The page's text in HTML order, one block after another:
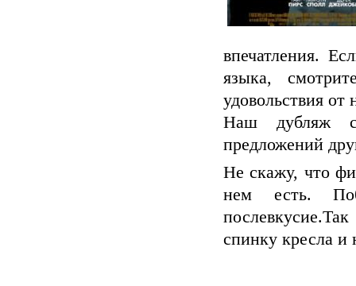
впечатления.
языка,
удовольствия от
Наш дубляж
предложений
Не скажу, что
нем есть.
спинку кресла и